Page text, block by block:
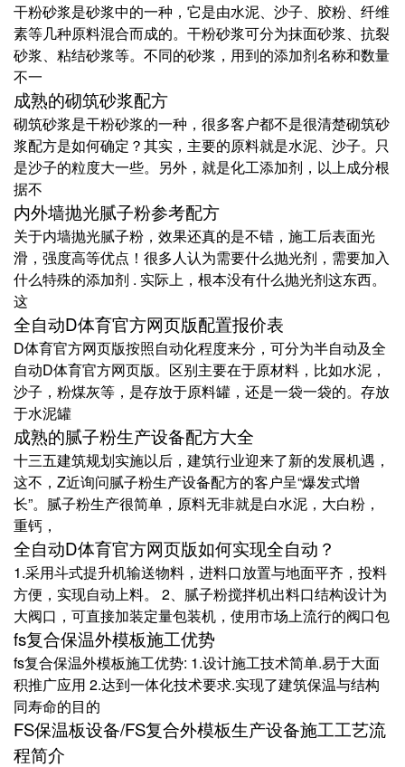
干粉砂浆是砂浆中的一种，它是由水泥、沙子、胶粉、纤维
素等几种原料混合而成的。干粉砂浆可分为抹面砂浆、抗裂
砂浆、粘结砂浆等。不同的砂浆，用到的添加剂名称和数量
不一
成熟的砌筑砂浆配方
砌筑砂浆是干粉砂浆的一种，很多客户都不是很清楚砌筑砂
浆配方是如何确定？其实，主要的原料就是水泥、沙子。只
是沙子的粒度大一些。另外，就是化工添加剂，以上成分根
据不
内外墙抛光腻子粉参考配方
关于内墙抛光腻子粉，效果还真的是不错，施工后表面光
滑，强度高等优点！很多人认为需要什么抛光剂，需要加入
什么特殊的添加剂 . 实际上，根本没有什么抛光剂这东西。
这
全自动D体育官方网页版配置报价表
D体育官方网页版按照自动化程度来分，可分为半自动及全
自动D体育官方网页版。区别主要在于原材料，比如水泥，
沙子，粉煤灰等，是存放于原料罐，还是一袋一袋的。存放
于水泥罐
成熟的腻子粉生产设备配方大全
十三五建筑规划实施以后，建筑行业迎来了新的发展机遇，
这不，Z近询问腻子粉生产设备配方的客户呈“爆发式增
长”。腻子粉生产很简单，原料无非就是白水泥，大白粉，
重钙，
全自动D体育官方网页版如何实现全自动？
1.采用斗式提升机输送物料，进料口放置与地面平齐，投料
方便，实现自动上料。 2、腻子粉搅拌机出料口结构设计为
大阀口，可直接加装定量包装机，使用市场上流行的阀口包
fs复合保温外模板施工优势
fs复合保温外模板施工优势: 1.设计施工技术简单.易于大面
积推广应用 2.达到一体化技术要求.实现了建筑保温与结构
同寿命的目的
FS保温板设备/FS复合外模板生产设备施工工艺流
程简介